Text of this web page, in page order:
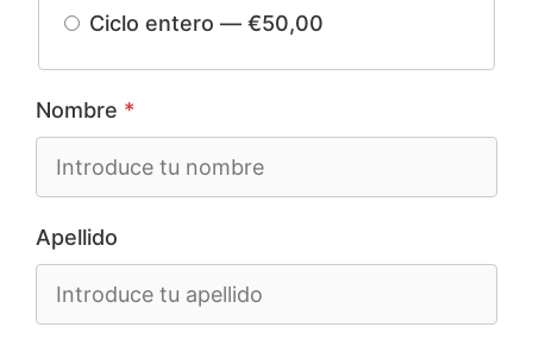
Ciclo entero — €50,00
Nombre *
Apellido